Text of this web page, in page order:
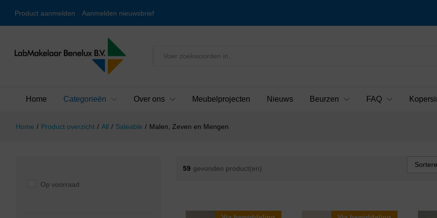
Product aanmelden Aanmelden nieuwsbrief
Alles
Home Categorieën Over ons Meubelprojecten Nieuws Beurzen FAQ
Home / Product overzicht / All / Saleable / Malen, Zeven en Mengen
59 gevonden product(en)
Op voorraad